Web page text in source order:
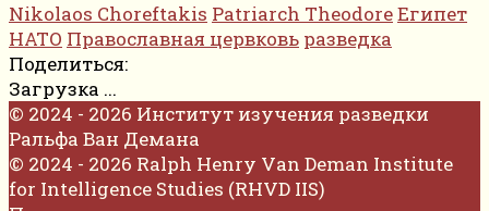
Nikolaos Choreftakis Patriarch TheodoreЕгипет
НАТО Православная цервковь разведка
Поделиться:
Загрузка ...
© 2024 - 2026 Институт изучения разведки
Ральфа Ван Демана
© 2024 - 2026 Ralph Henry Van Deman Institute
for Intelligence Studies (RHVD IIS)